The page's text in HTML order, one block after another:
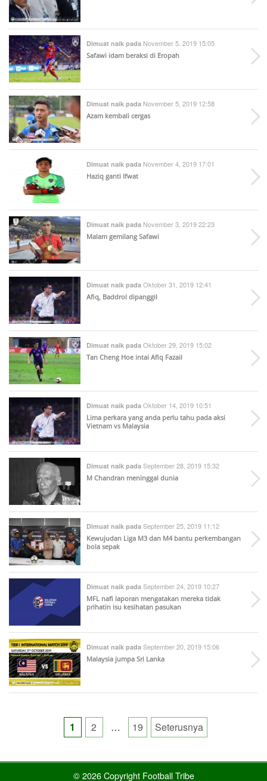
Dimuat naik pada November 5, 2019 15:05
Safawi idam beraksi di Eropah
Dimuat naik pada November 5, 2019 12:58
Azam kembali cergas
Dimuat naik pada November 4, 2019 17:01
Haziq ganti Ifwat
Dimuat naik pada November 3, 2019 22:23
Malam gemilang Safawi
Dimuat naik pada Oktober 31, 2019 12:41
Afiq, Baddrol dipanggil
Dimuat naik pada Oktober 29, 2019 15:02
Tan Cheng Hoe intai Afiq Fazail
Dimuat naik pada Oktober 14, 2019 10:51
Lima perkara yang anda perlu tahu pada aksi
Vietnam vs Malaysia
Dimuat naik pada September 28, 2019 15:32
M Chandran meninggal dunia
Dimuat naik pada September 25, 2019 11:12
Kewujudan Liga M3 dan M4 bantu perkembangan
bola sepak
Dimuat naik pada September 24, 2019 10:27
MFL nafi laporan mengatakan mereka tidak
prihatin isu kesihatan pasukan
Dimuat naik pada September 20, 2019 15:06
Malaysia jumpa Sri Lanka
Posts
pagination
1 2 … 19 Seterusnya
© 2026 Copyright Football Tribe